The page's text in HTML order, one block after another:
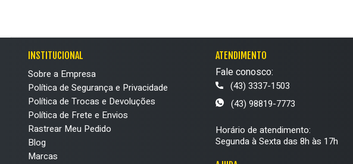
INSTITUCIONAL
Sobre a Empresa
Política de Segurança e Privacidade
Política de Trocas e Devoluções
Política de Frete e Envios
Rastrear Meu Pedido
Blog
Marcas
ATENDIMENTO
Fale conosco:
(43) 3337-1503
(43) 98819-7773
Horário de atendimento:
Segunda à Sexta das 8h às 17h